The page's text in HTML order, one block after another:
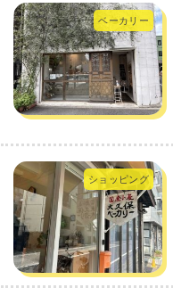
ベーカリー
ショッピング